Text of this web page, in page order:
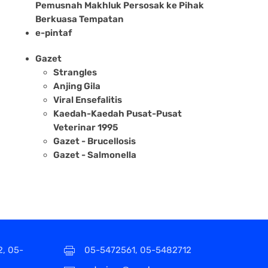
Pemusnah Makhluk Persosak ke Pihak
Berkuasa Tempatan
e-pintaf
Gazet
Strangles
Anjing Gila
Viral Ensefalitis
Kaedah-Kaedah Pusat-Pusat
Veterinar 1995
Gazet - Brucellosis
Gazet - Salmonella
05-
05-5472561, 05-5482712